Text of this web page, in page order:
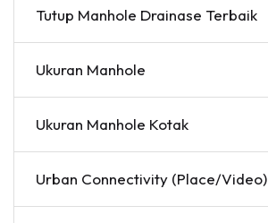
Tutup Manhole Drainase Terbaik
Ukuran Manhole
Ukuran Manhole Kotak
Urban Connectivity (Place/Video)